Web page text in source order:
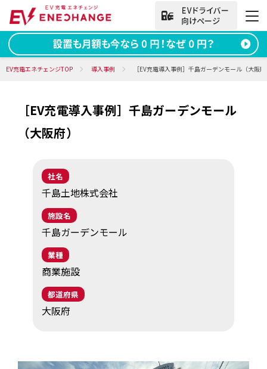
法人向けお問い合わせ
資料ダウンロード 無料お問い合わせ
電話をかける
法人向け
サービス
導入事例
EV・充電の基礎知識
設置・月額費用0円で導入できる理由
EV充電エネチェンジTOP 導入事例 ［EV充電導入事例］千島ガーデンモール（大阪
［EV充電導入事例］千島ガーデンモール
（大阪府）​
社名
千島土地株式会社
施設名
千島ガーデンモール
業種
商業施設
都道府県
大阪府